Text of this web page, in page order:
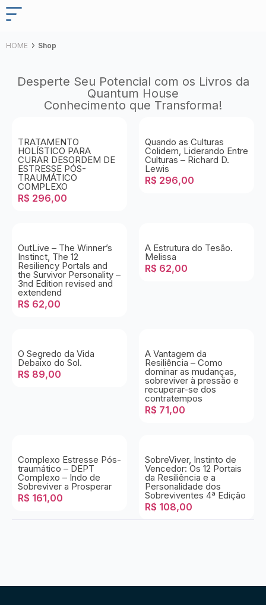
HOME Shop
Desperte Seu Potencial com os Livros da
Quantum House
Conhecimento que Transforma!
TRATAMENTO
HOLÍSTICO PARA
CURAR DESORDEM DE
ESTRESSE PÓS-
TRAUMÁTICO
COMPLEXO
R$ 296,00
Quando as Culturas
Colidem, Liderando Entre
Culturas – Richard D.
Lewis
R$ 296,00
OutLive – The Winner’s
Instinct, The 12
Resiliency Portals and
the Survivor Personality –
3nd Edition revised and
extendend
R$ 62,00
A Estrutura do Tesão.
Melissa
R$ 62,00
O Segredo da Vida
Debaixo do Sol.
R$ 89,00
A Vantagem da
Resiliência – Como
dominar as mudanças,
sobreviver à pressão e
recuperar-se dos
contratempos
R$ 71,00
Complexo Estresse Pós-
traumático – DEPT
Complexo – Indo de
Sobreviver a Prosperar
R$ 161,00
SobreViver, Instinto de
Vencedor: Os 12 Portais
da Resiliência e a
Personalidade dos
Sobreviventes 4ª Edição
R$ 108,00